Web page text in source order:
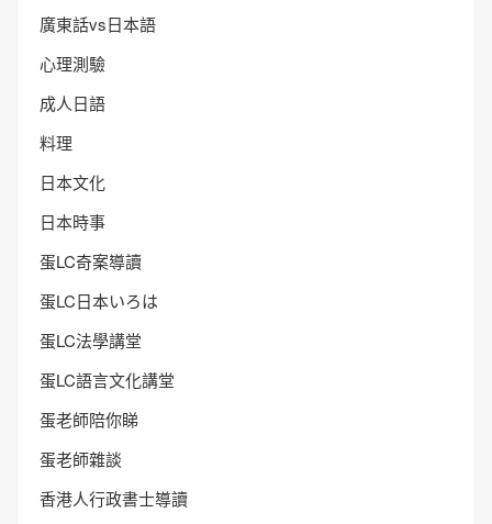
廣東話vs日本語
心理測驗
成人日語
料理
日本文化
日本時事
蛋LC奇案導讀
蛋LC日本いろは
蛋LC法學講堂
蛋LC語言文化講堂
蛋老師陪你睇
蛋老師雜談
香港人行政書士導讀